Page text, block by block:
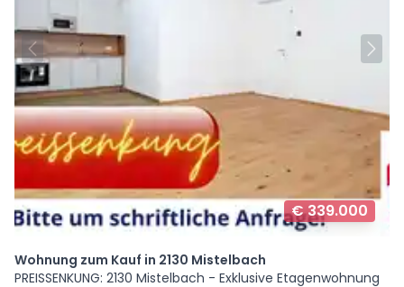
€ 339.000
Wohnung zum Kauf in 2130 Mistelbach
PREISSENKUNG: 2130 Mistelbach - Exklusive Etagenwohnung